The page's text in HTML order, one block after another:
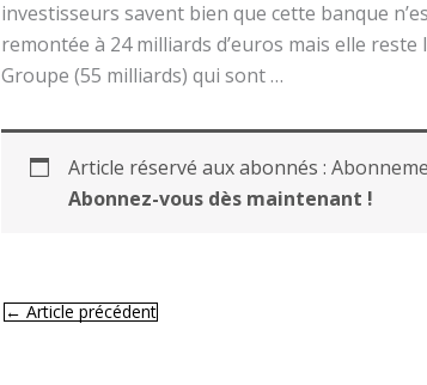
investisseurs savent bien que cette banque
remontée à 24 milliards d’euros mais elle
Groupe (55 milliards) qui sont …
Article réservé aux abonnés :
Abonnez-vous dès maintenant !
← Article précédent